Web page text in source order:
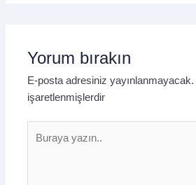
Yorum bırakın
E-posta adresiniz yayınlanmayacak.
işaretlenmişlerdir
yazın..